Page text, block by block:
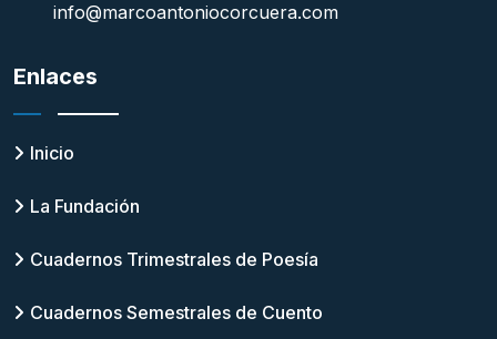
info@marcoantoniocorcuera.com
Enlaces
Inicio
La Fundación
Cuadernos Trimestrales de Poesía
Cuadernos Semestrales de Cuento